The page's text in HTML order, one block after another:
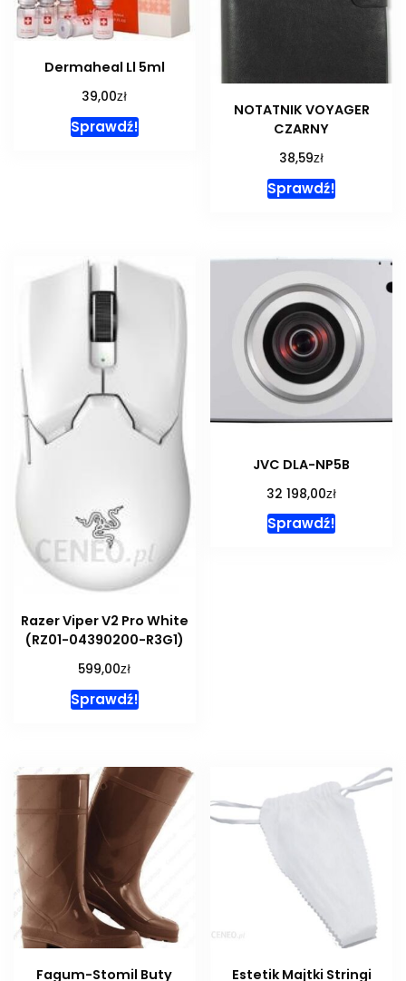
Dermaheal Ll 5ml
39,00zł
Sprawdź!
NOTATNIK VOYAGER
CZARNY
38,59zł
Sprawdź!
Razer Viper V2 Pro White
(RZ01-04390200-R3G1)
599,00zł
Sprawdź!
JVC DLA-NP5B
32 198,00zł
Sprawdź!
Fagum-Stomil Buty
Estetik Majtki Stringi